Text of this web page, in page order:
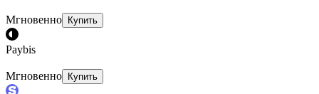
Мгновенно Купить
Paybis
Мгновенно Купить